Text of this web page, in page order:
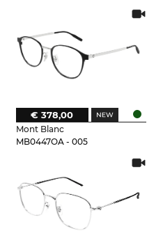
Mont Blanc
MB0447OA - 005
€ 378,00